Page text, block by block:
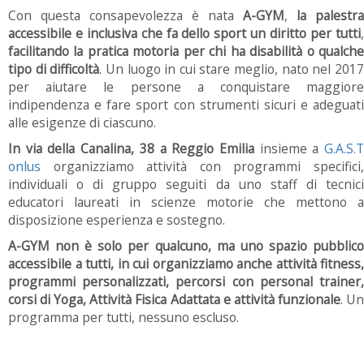
Con questa consapevolezza è nata A-GYM, la palestra
accessibile e inclusiva che fa dello sport un diritto per tutti,
facilitando la pratica motoria per chi ha disabilità o qualche
tipo di difficoltà. Un luogo in cui stare meglio, nato nel 2017
per aiutare le persone a conquistare maggiore
indipendenza e fare sport con strumenti sicuri e adeguati
alle esigenze di ciascuno.
In via della Canalina, 38 a Reggio Emiliainsieme aG.A.S.T
onlus organizziamo attività con programmi specifici,
individuali o di gruppo seguiti da uno staff di tecnici
educatori laureati in scienze motorie che mettono a
disposizione esperienza e sostegno.
A-GYM non è solo per qualcuno, ma uno spazio pubblico
accessibile a tutti, in cui organizziamo anche attività fitness,
programmi personalizzati, percorsi con personal trainer,
corsi di Yoga, Attività Fisica Adattata e attività funzionale. Un
programma per tutti, nessuno escluso.